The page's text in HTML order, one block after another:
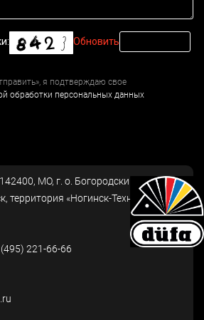
Обновить
я подтверждаю свое
обработки персональных данных
142400, МО, г. о. Богородский, г.
, территория «Ногинск-Технопарк»,
221-66-66